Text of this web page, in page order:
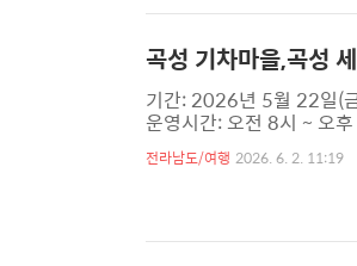
곡성 기차마을,곡성
기간: 2026년 5월 22일(
운영시간: 오전 8시 ~ 오
서 기회를 잡았다.2026년
람들의 흥을 돋게 만든다.
전라남도/여행 2026. 6. 2. 11:19